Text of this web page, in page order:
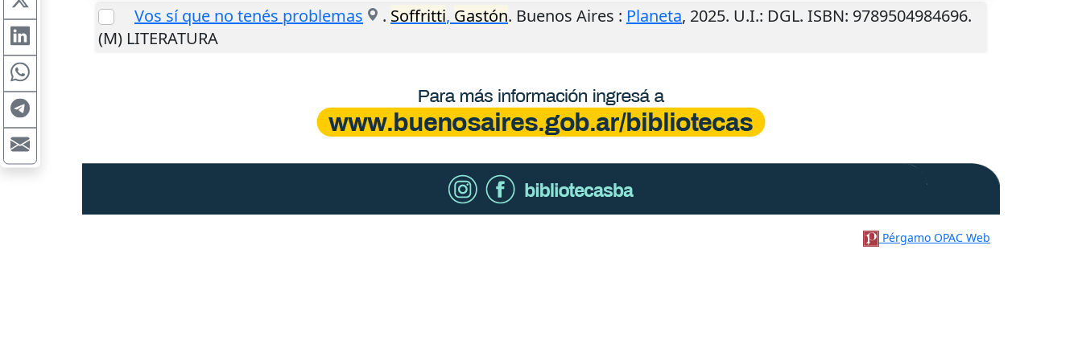
Vos sí que no tenés problemas . Soffritti, Gastón. Buenos Aires : Planeta, 2025. U.I.: DGL. ISBN: 9789504984696.
(M) LITERATURA
Pérgamo OPAC Web